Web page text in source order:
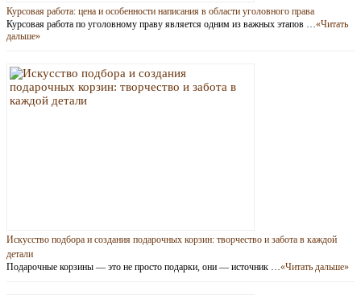
Курсовая работа: цена и особенности написания в области уголовного права
Курсовая работа по уголовному праву является одним из важных этапов …«Читать
дальше»
Искусство подбора и создания подарочных корзин: творчество и забота в каждой
детали
Подарочные корзины — это не просто подарки, они — источник …«Читать дальше»